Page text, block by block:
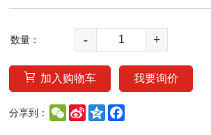
数量： - +
加入购物车 我要询价
分享到： WeChat
Sina
Weibo
Qzone